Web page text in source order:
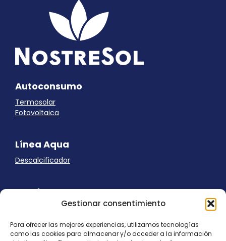
Gestionar consentimiento
Para ofrecer las mejores experiencias, utilizamos tecnologías
como las cookies para almacenar y/o acceder a la información
Autoconsumo
Termosolar
Fotovoltaica
Línea Aqua
Descalcificador
Ayuda
Panel Cookies